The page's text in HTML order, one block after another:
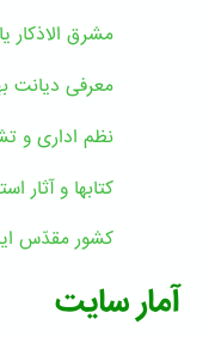
مشرق الاذکار
معرفی دیانت
نظم اداری و
کتابها و آثار
کشور مقدّس
آمار سایت